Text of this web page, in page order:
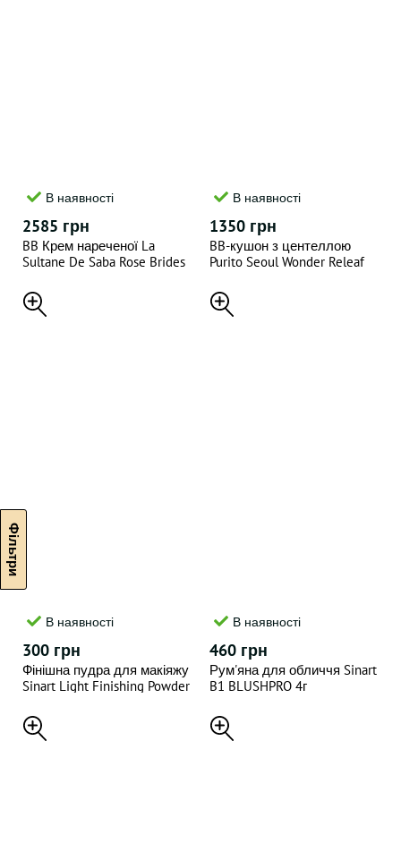
В наявності
2585 грн
BB Крем нареченої La
Sultane De Saba Rose Brides
В наявності
1350 грн
BB-кушон з центеллою
Purito Seoul Wonder Releaf
Natural Beige 15 г + 15 г
В наявності
300 грн
Фінішна пудра для макіяжу
Sinart Light Finishing Powder
В наявності
460 грн
Рум'яна для обличчя Sinart
B1 BLUSHPRO 4г